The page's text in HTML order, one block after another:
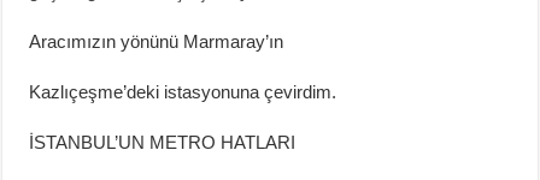
Aracımızın yönünü Marmaray’ın
Kazlıçeşme’deki istasyonuna çevirdim.
İSTANBUL’UN METRO HATLARI